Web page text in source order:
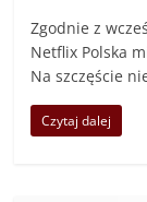
Zgodnie z
Netflix Polska
Na szczęście
Czytaj dalej